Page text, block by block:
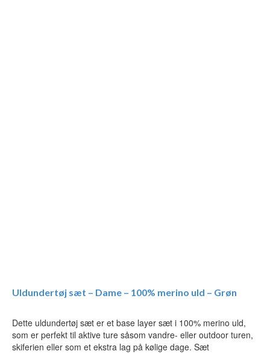
Uldundertøj sæt – Dame – 100% merino uld – Grøn
Dette uldundertøj sæt er et base layer sæt i 100% merino uld,
som er perfekt til aktive ture såsom vandre- eller outdoor turen,
skiferien eller som et ekstra lag på kølige dage. Sæt